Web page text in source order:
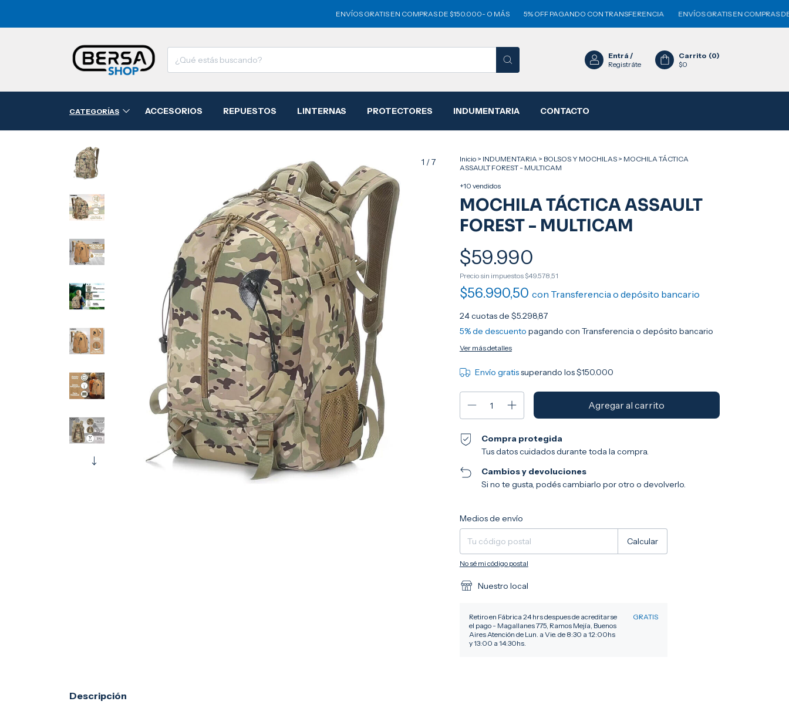
ENVÍOS GRATIS EN COMPRAS DE $150.000- O MÁS 5% OFF PAGANDO CON TRANSFERENCIA ENVÍOS GRATIS EN COMPRAS DE
Entrá /
Registráte
Carrito (0)
$0
CATEGORÍAS ACCESORIOS REPUESTOS LINTERNAS PROTECTORES INDUMENTARIA CONTACTO
1 /7 Inicio > INDUMENTARIA > BOLSOS Y MOCHILAS > MOCHILA TÁCTICA
ASSAULT FOREST - MULTICAM
+10 vendidos
MOCHILA TÁCTICA ASSAULT
FOREST - MULTICAM
$59.990
Precio sin impuestos$49.578,51
$56.990,50 con Transferencia o depósito bancario
24cuotas de $5.298,87
5% de descuento pagando con Transferencia o depósito bancario
Ver más detalles
Envío gratissuperando los$150.000
Compra protegida
Tus datos cuidados durante toda la compra.
Cambios y devoluciones
Si no te gusta, podés cambiarlo por otro o devolverlo.
Entregas para el CP:
Medios de envío
Calcular
No sé mi código postal
Nuestro local
Retiro en Fábrica 24 hrs despues de acreditarse
el pago - Magallanes 775, Ramos Mejía, Buenos
Aires Atención de Lun. a Vie. de 8:30 a 12:00hs
y 13:00 a 14:30hs.
GRATIS
Descripción